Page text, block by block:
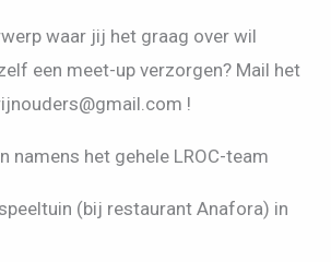
waar jij het graag over wil
een meet-up verzorgen? Mail het
!
namens het gehele LROC-team
(bij restaurant Anafora) in